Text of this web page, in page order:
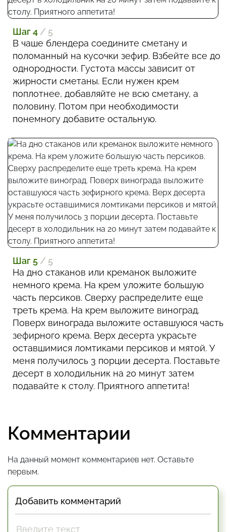
Шаг 4 / 5
В чаше блендера соедините сметану и
поломанный на кусочки зефир. Взбейте все до
однородности. Густота массы зависит от
жирности сметаны. Если нужен крем
поплотнее, добавляйте не всю сметану, а
половину. Потом при необходимости
понемногу добавите остальную.
Шаг 5 / 5
На дно стаканов или креманок выложите
немного крема. На крем уложите большую
часть персиков. Сверху распределите еще
треть крема. На крем выложите виноград.
Поверх винограда выложите оставшуюся часть
зефирного крема. Верх десерта украсьте
оставшимися ломтиками персиков и мятой. У
меня получилось 3 порции десерта. Поставьте
десерт в холодильник на 20 минут затем
подавайте к столу. Приятного аппетита!
Комментарии
На данный момент комментариев нет. Оставьте
первым.
Добавить комментарий